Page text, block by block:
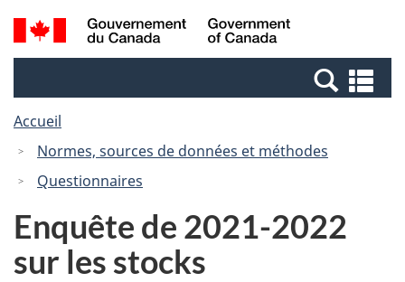
Passer
au
Passer
à
Canada
Recherche
et
et
Accueil
Normes, sources de données et méthodes
Questionnaires
Enquête de 2021-2022
sur les stocks